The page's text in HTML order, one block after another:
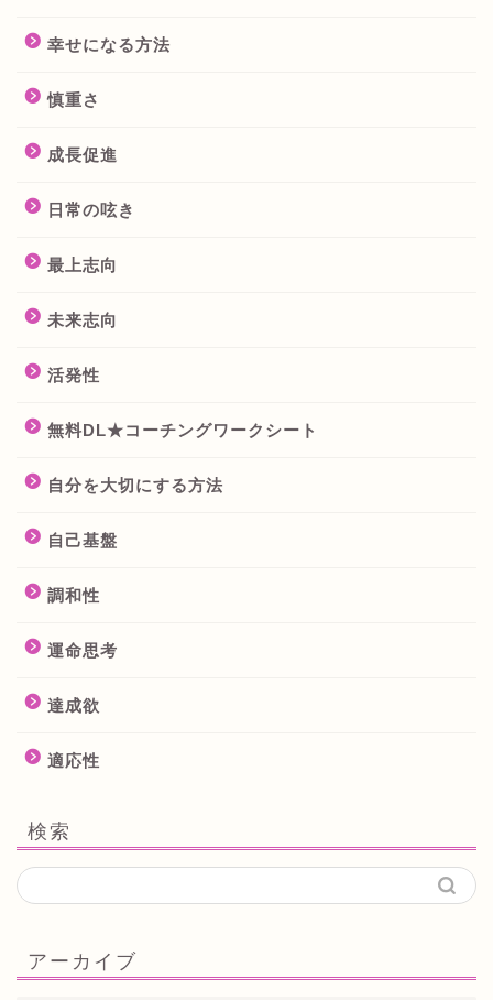
幸せになる方法
慎重さ
成長促進
日常の呟き
最上志向
未来志向
活発性
無料DL★コーチングワークシート
自分を大切にする方法
自己基盤
調和性
運命思考
達成欲
適応性
検索
アーカイブ